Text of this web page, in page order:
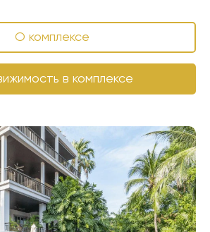
О комплексе
в комплексе